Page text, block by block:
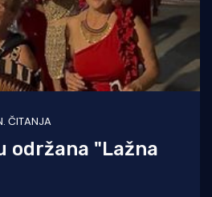
ČITANJA
održana "Lažna